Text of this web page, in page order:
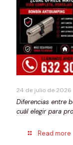
24 de julio de 2026
Diferencias entre
cuál elegir para
Read more